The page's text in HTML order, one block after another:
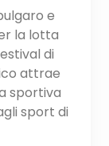
e
la lotta
di
attrae
sportiva
sport di